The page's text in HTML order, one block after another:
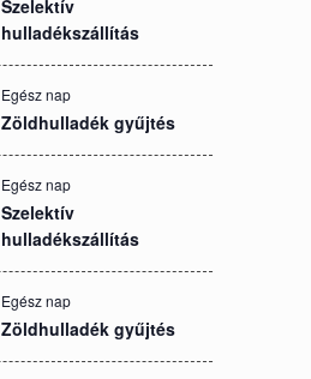
Szelektív
hulladékszállítás
Egész nap
Zöldhulladék gyűjtés
Egész nap
Szelektív
hulladékszállítás
Egész nap
Zöldhulladék gyűjtés